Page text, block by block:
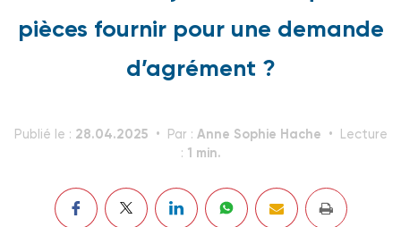
pièces fournir pour une demande
d’agrément ?
Publié le : 28.04.2025 Par : Anne Sophie Hache
Lecture
: 1 min.